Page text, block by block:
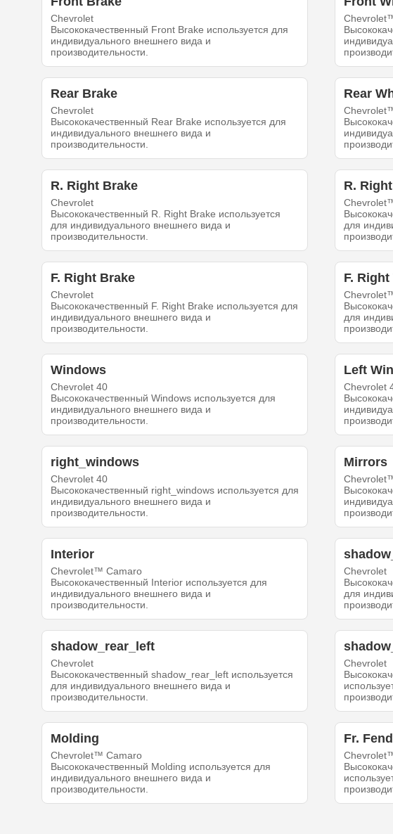
Chevrolet
Высококачественный Front Brake используется для
индивидуального внешнего вида и
производительности.
Rear Brake
Chevrolet
Высококачественный Rear Brake используется для
индивидуального внешнего вида и
производительности.
Rear
R. Right Brake
Chevrolet
Высококачественный R. Right Brake используется
для индивидуального внешнего вида и
производительности.
R.
для
F. Right Brake
Chevrolet
Высококачественный F. Right Brake используется для
индивидуального внешнего вида и
производительности.
F. Right
для
Windows
Chevrolet 40
Высококачественный Windows используется для
индивидуального внешнего вида и
производительности.
Left
Chevrolet
right_windows
Chevrolet 40
Высококачественный right_windows используется для
индивидуального внешнего вида и
производительности.
Mirrors
Interior
Chevrolet™ Camaro
Высококачественный Interior используется для
индивидуального внешнего вида и
производительности.
Chevrolet
для
shadow_rear_left
Chevrolet
Высококачественный shadow_rear_left используется
для индивидуального внешнего вида и
производительности.
Chevrolet
Molding
Chevrolet™ Camaro
Высококачественный Molding используется для
индивидуального внешнего вида и
производительности.
Fr.